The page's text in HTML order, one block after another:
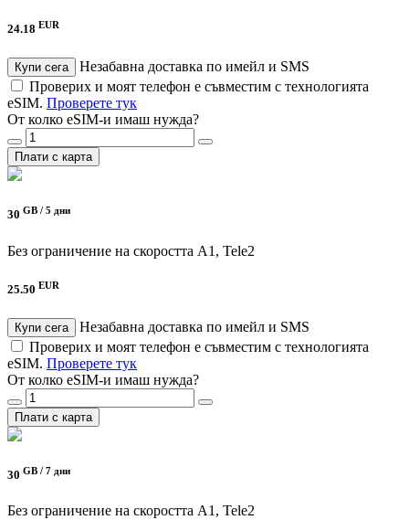
24.18 EUR
Купи сега
Незабавна доставка по имейл и SMS
Проверих и моят телефон е съвместим с технологията
eSIM. Проверете тук
От колко eSIM-и имаш нужда?
Плати с карта
30 GB / 5 дни
Без ограничение на скоростта A1, Tele2
25.50 EUR
Купи сега
Незабавна доставка по имейл и SMS
Проверих и моят телефон е съвместим с технологията
eSIM. Проверете тук
От колко eSIM-и имаш нужда?
Плати с карта
30 GB / 7 дни
Без ограничение на скоростта A1, Tele2